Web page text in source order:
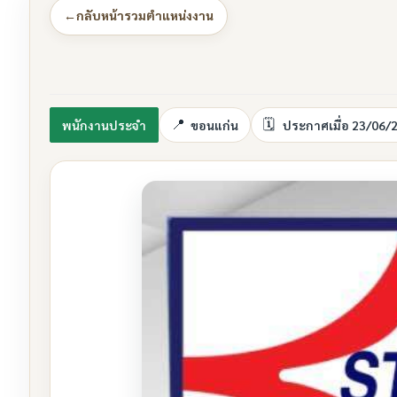
←กลับหน้ารวมตำแหน่งงาน
พนักงานประจำ ขอนแก่น ประกาศเมื่อ 23/06/